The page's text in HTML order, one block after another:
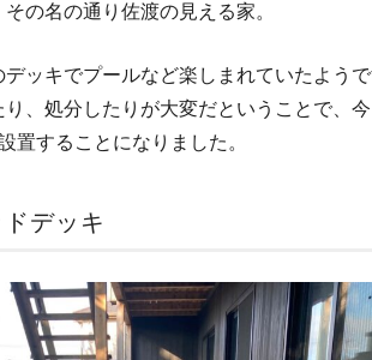
の名の通り佐渡の見える家。
ッキでプールなど楽しまれていたよう
り、処分したりが大変だということで、
置することになりました。
デッキ